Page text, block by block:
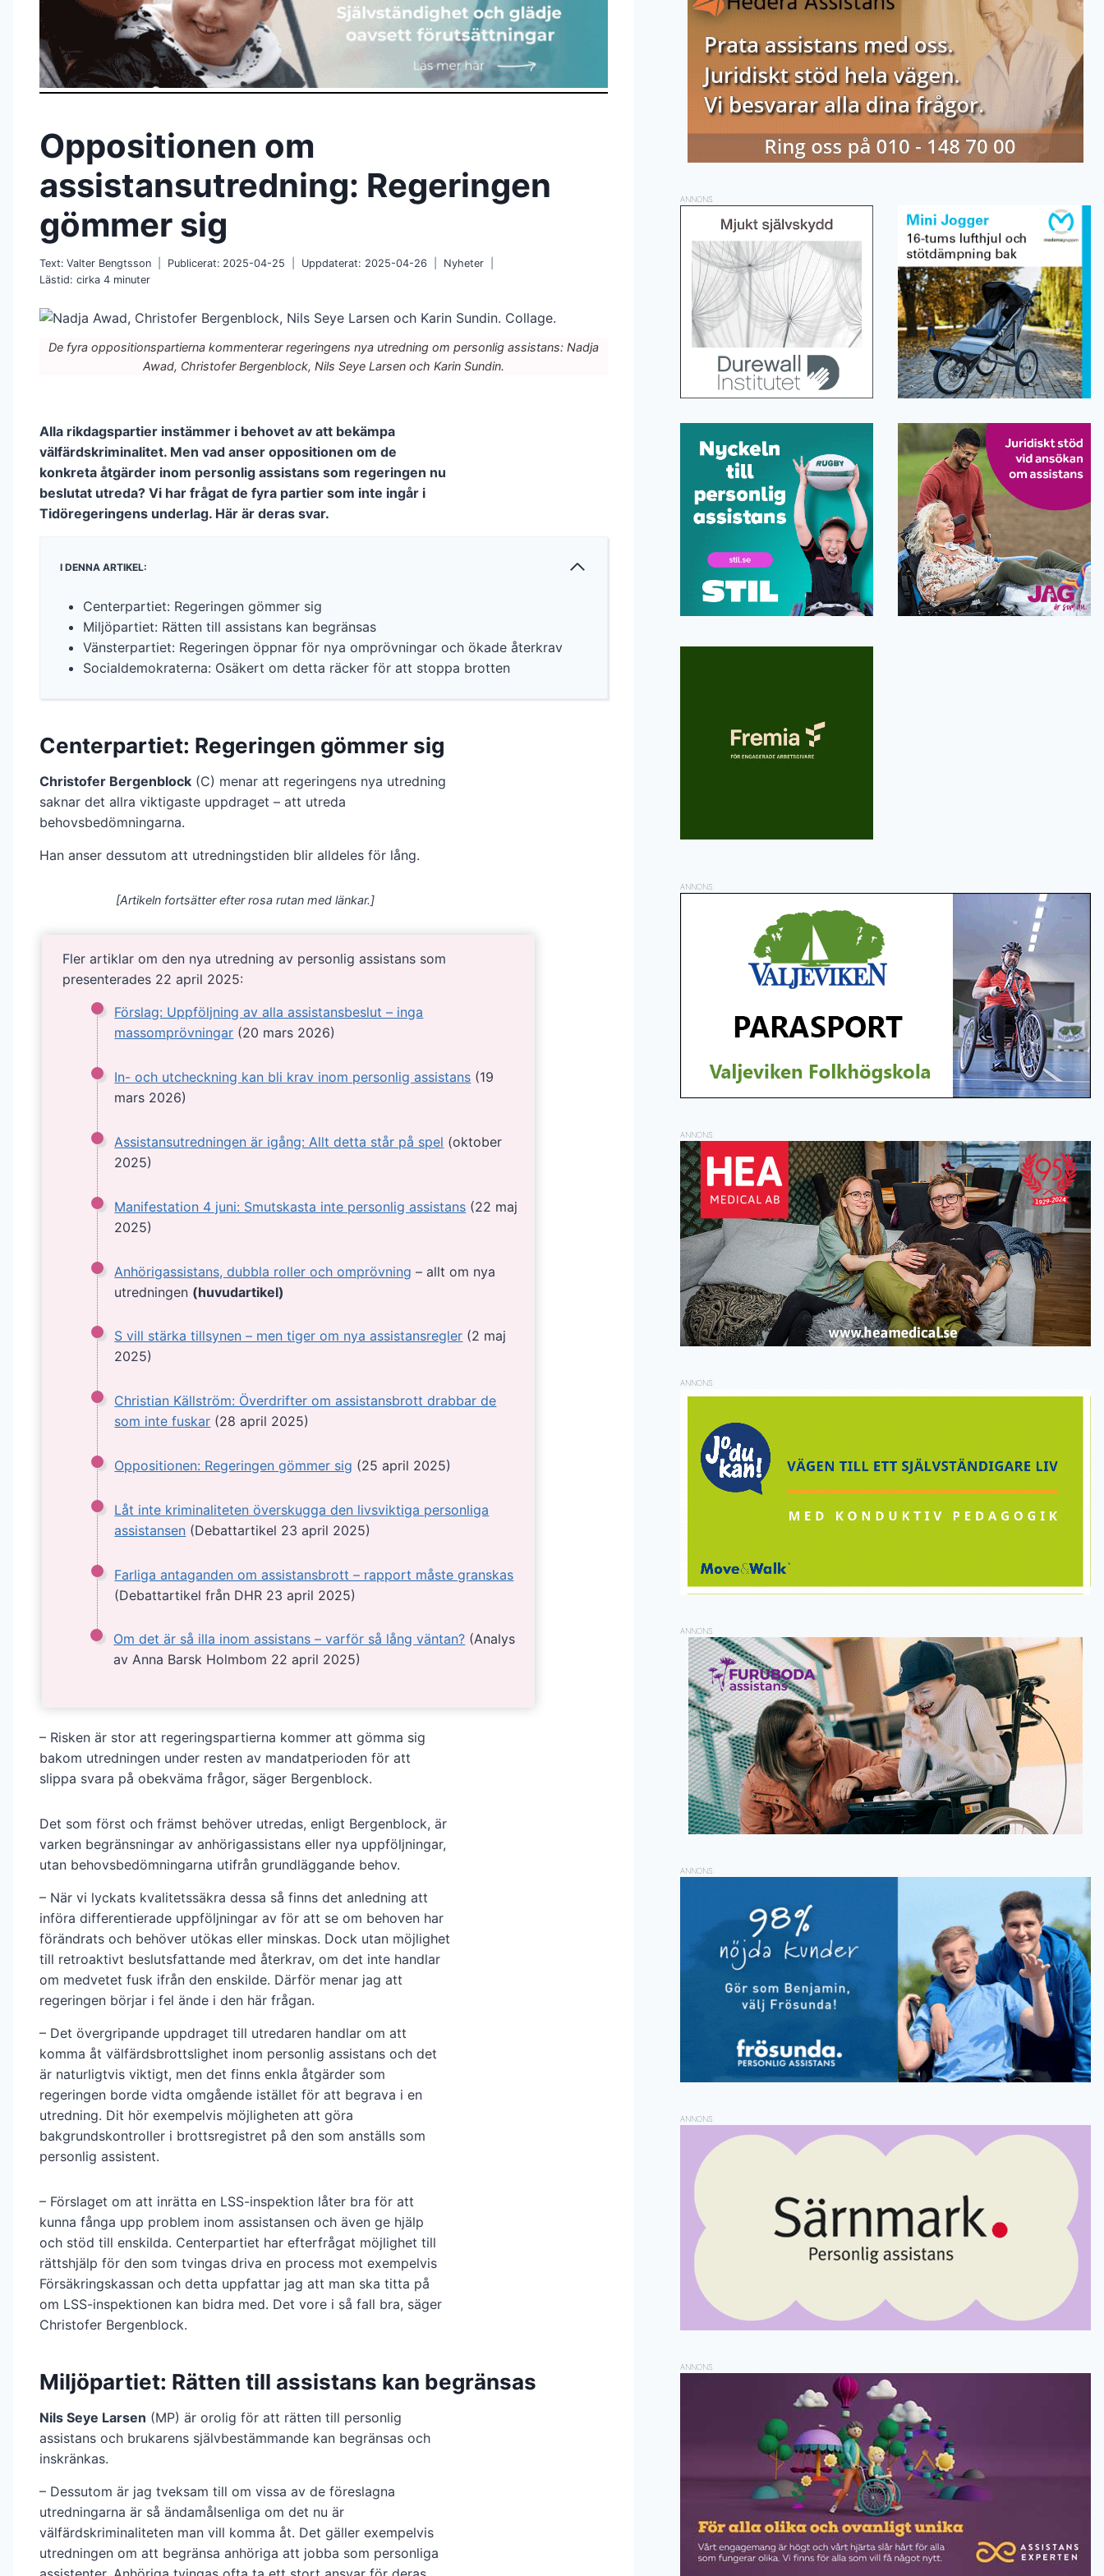
Oppositionen om
assistansutredning: Regeringen
gömmer sig
Text: Valter Bengtsson Publicerat: 2025-04-25 Uppdaterat: 2025-04-26
Nyheter
Lästid: cirka 4 minuter
De fyra oppositionspartierna kommenterar regeringens nya utredning om personlig assistans: Nadja
Awad, Christofer Bergenblock, Nils Seye Larsen och Karin Sundin.
Alla rikdagspartier instämmer i behovet av att bekämpa
välfärdskriminalitet. Men vad anser oppositionen om de
konkreta åtgärder inom personlig assistans som regeringen nu
beslutat utreda? Vi har frågat de fyra partier som inte ingår i
Tidöregeringens underlag. Här är deras svar.
I DENNA ARTIKEL:
Centerpartiet: Regeringen gömmer sig
Miljöpartiet: Rätten till assistans kan begränsas
Vänsterpartiet: Regeringen öppnar för nya omprövningar och ökade återkrav
Socialdemokraterna: Osäkert om detta räcker för att stoppa brotten
Centerpartiet: Regeringen gömmer sig
Christofer Bergenblock (C) menar att regeringens nya utredning
saknar det allra viktigaste uppdraget – att utreda
behovsbedömningarna.
Han anser dessutom att utredningstiden blir alldeles för lång.
[Artikeln fortsätter efter rosa rutan med länkar.]
Fler artiklar om den nya utredning av personlig assistans som
presenterades 22 april 2025:
Förslag: Uppföljning av alla assistansbeslut – inga
massomprövningar (20 mars 2026)
In- och utcheckning kan bli krav inom personlig assistans (19
mars 2026)
Assistansutredningen är igång: Allt detta står på spel (oktober
2025)
Manifestation 4 juni: Smutskasta inte personlig assistans (22 maj
2025)
Anhörigassistans, dubbla roller och omprövning – allt om nya
utredningen (huvudartikel)
S vill stärka tillsynen – men tiger om nya assistansregler (2 maj
2025)
Christian Källström: Överdrifter om assistansbrott drabbar de
som inte fuskar (28 april 2025)
Oppositionen: Regeringen gömmer sig (25 april 2025)
Låt inte kriminaliteten överskugga den livsviktiga personliga
assistansen (Debattartikel 23 april 2025)
Farliga antaganden om assistansbrott – rapport måste granskas
(Debattartikel från DHR 23 april 2025)
Om det är så illa inom assistans – varför så lång väntan? (Analys
av Anna Barsk Holmbom 22 april 2025)
– Risken är stor att regeringspartierna kommer att gömma sig
bakom utredningen under resten av mandatperioden för att
slippa svara på obekväma frågor, säger Bergenblock.
Det som först och främst behöver utredas, enligt Bergenblock, är
varken begränsningar av anhörigassistans eller nya uppföljningar,
utan behovsbedömningarna utifrån grundläggande behov.
– När vi lyckats kvalitetssäkra dessa så finns det anledning att
införa differentierade uppföljningar av för att se om behoven har
förändrats och behöver utökas eller minskas. Dock utan möjlighet
till retroaktivt beslutsfattande med återkrav, om det inte handlar
om medvetet fusk ifrån den enskilde. Därför menar jag att
regeringen börjar i fel ände i den här frågan.
– Det övergripande uppdraget till utredaren handlar om att
komma åt välfärdsbrottslighet inom personlig assistans och det
är naturligtvis viktigt, men det finns enkla åtgärder som
regeringen borde vidta omgående istället för att begrava i en
utredning. Dit hör exempelvis möjligheten att göra
bakgrundskontroller i brottsregistret på den som anställs som
personlig assistent.
– Förslaget om att inrätta en LSS-inspektion låter bra för att
kunna fånga upp problem inom assistansen och även ge hjälp
och stöd till enskilda. Centerpartiet har efterfrågat möjlighet till
rättshjälp för den som tvingas driva en process mot exempelvis
Försäkringskassan och detta uppfattar jag att man ska titta på
om LSS-inspektionen kan bidra med. Det vore i så fall bra, säger
Christofer Bergenblock.
Miljöpartiet: Rätten till assistans kan begränsas
Nils Seye Larsen (MP) är orolig för att rätten till personlig
assistans och brukarens självbestämmande kan begränsas och
inskränkas.
– Dessutom är jag tveksam till om vissa av de föreslagna
utredningarna är så ändamålsenliga om det nu är
välfärdskriminaliteten man vill komma åt. Det gäller exempelvis
utredningen om att begränsa anhöriga att jobba som personliga
ANNONS
ANNONS
ANNONS
ANNONS
ANNONS
ANNONS
ANNONS
ANNONS